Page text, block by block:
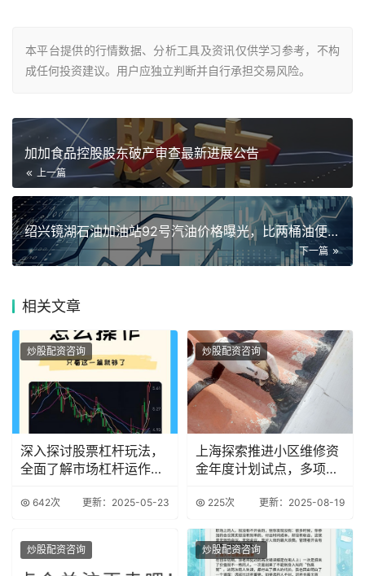
本平台提供的行情数据、分析工具及资讯仅供学习参考，不构
成任何投资建议。用户应独立判断并自行承担交易风险。
加加食品控股股东破产审查最新进展公告
上一篇
绍兴镜湖石油加油站92号汽油价格曝光，比两桶油便宜不少
下一篇
相关文章
炒股配资咨询
深入探讨股票杠杆玩法，
全面了解市场杠杆运作机
642次 更新：2025-05-23
炒股配资咨询
上海探索推进小区维修资
金年度计划试点，多项举
225次 更新：2025-08-19
炒股配资咨询 炒股配资咨询